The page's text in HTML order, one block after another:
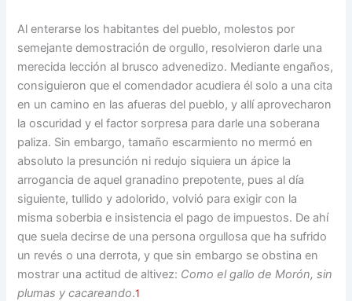
Al enterarse los habitantes del pueblo, molestos por
semejante demostración de orgullo, resolvieron darle una
merecida lección al brusco advenedizo. Mediante engaños,
consiguieron que el comendador acudiera él solo a una cita
en un camino en las afueras del pueblo, y allí aprovecharon
la oscuridad y el factor sorpresa para darle una soberana
paliza. Sin embargo, tamaño escarmiento no mermó en
absoluto la presunción ni redujo siquiera un ápice la
arrogancia de aquel granadino prepotente, pues al día
siguiente, tullido y adolorido, volvió para exigir con la
misma soberbia e insistencia el pago de impuestos. De ahí
que suela decirse de una persona orgullosa que ha sufrido
un revés o una derrota, y que sin embargo se obstina en
mostrar una actitud de altivez: Como el gallo de Morón, sin
plumas y cacareando.1